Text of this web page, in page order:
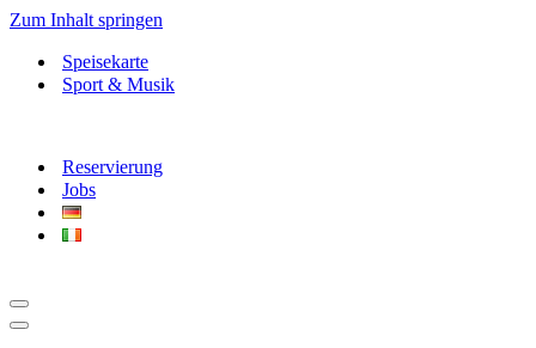
Zum Inhalt springen
Speisekarte
Sport & Musik
Reservierung
Jobs
Navigationsmenü
Navigationsmenü